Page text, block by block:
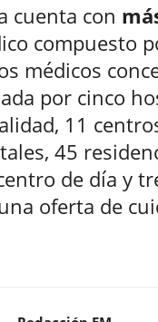
cuenta con
compuesto
médicos
por cinco
11
45
de día y
oferta de